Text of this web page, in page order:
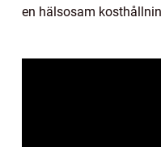
en hälsosam